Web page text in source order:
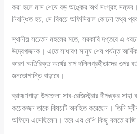
করা হলে মাস শেষে বড় অঙ্কের অর্থ সংগ্রহ
নিবন্ধিত হয়, সে বিষয়ে অফিসিয়াল কোনো তথ্য
স্থানীয় সচেতন মহলের মতে, সরকারি দপ্তরে এ
উদ্বেগজনক। এতে সাধারণ মানুষ শেষ পর্যন্ত
কারণ অতিরিক্ত অর্থের চাপ দলিলগ্রহীতাদের ওপর
জনভোগান্তি বাড়াবে।
ব্রাহ্মণপাড়া উপজেলা সাব-রেজিস্ট্রার দীপঙ্কর
কয়েকজন তাকে বিষয়টি অবহিত করেছেন। তিনি
অফিসে এসেছিলেন। তবে এর বেশি কিছু বলতে